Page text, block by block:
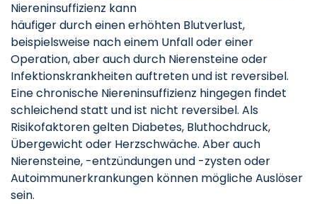
Niereninsuffizienz kann
häufiger durch einen erhöhten Blutverlust,
beispielsweise nach einem Unfall oder einer
Operation, aber auch durch Nierensteine oder
Infektionskrankheiten auftreten und ist reversibel.
Eine chronische Niereninsuffizienz hingegen findet
schleichend statt und ist nicht reversibel. Als
Risikofaktoren gelten Diabetes, Bluthochdruck,
Übergewicht oder Herzschwäche. Aber auch
Nierensteine, -entzündungen und -zysten oder
Autoimmunerkrankungen können mögliche Auslöser
sein.